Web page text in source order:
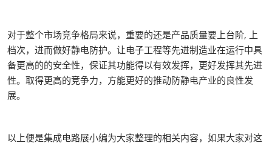
对于整个市场竞争格局来说，重要的还是产品质量要上台阶, 上
档次，进而做好静电防护。让电子工程等先进制造业在运行中具
备更高的的安全性，保证其功能得以有效发挥，更好发挥其先进
性。取得更高的竞争力，方能更好的推动防静电产业的良性发
展。
以上便是集成电路展小编为大家整理的相关内容，如果大家对这